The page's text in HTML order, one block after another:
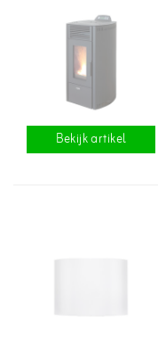
Bekijk artikel